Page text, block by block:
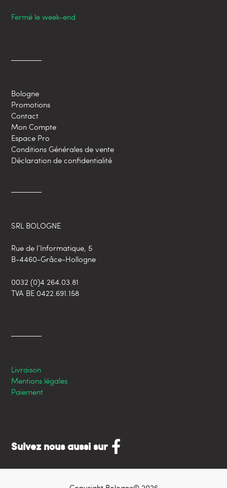
Fermé le week-end
Bologne
Promotions
Contact
Mon Compte
Espace Pro
Conditions Générales de vente
Déclaration de confidentialité
SRL BOLOGNE
Rue de l’Informatique, 5
B-4460-Grâce-Hollogne
0032 (0)4 264.03.81
TVA BE 0422.691.158
Livraison
Mentions légales
Paiement
Suivez nous aussi sur